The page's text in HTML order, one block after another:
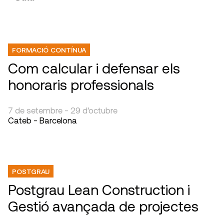
FORMACIÓ CONTÍNUA
Com calcular i defensar els
honoraris professionals
7 de setembre - 29 d’octubre
Cateb - Barcelona
POSTGRAU
Postgrau Lean Construction i
Gestió avançada de projectes